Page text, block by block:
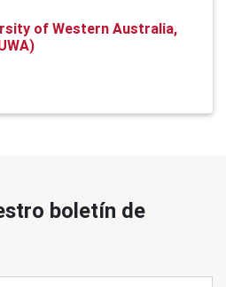
of Western Australia,
boletín de